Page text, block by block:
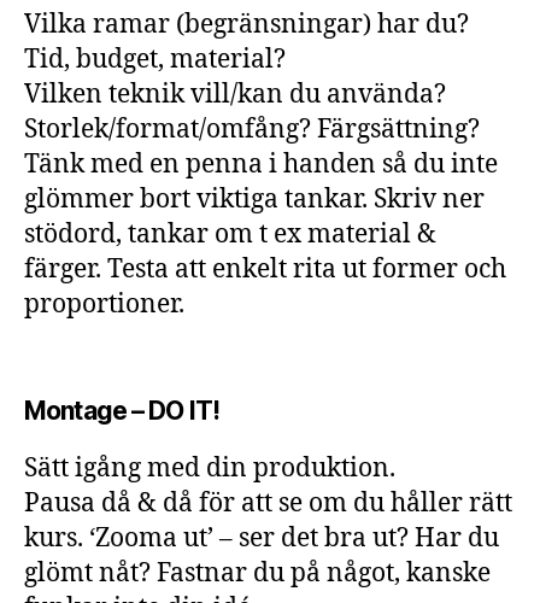
Vilka ramar (begränsningar) har du?
Tid, budget, material?
Vilken teknik vill/kan du använda?
Storlek/format/omfång? Färgsättning?
Tänk med en penna i handen så du inte
glömmer bort viktiga tankar. Skriv ner
stödord, tankar om t ex material &
färger. Testa att enkelt rita ut former och
proportioner.
Montage – DO IT!
Sätt igång med din produktion.
Pausa då & då för att se om du håller rätt
kurs. ‘Zooma ut’ – ser det bra ut? Har du
glömt nåt? Fastnar du på något, kanske